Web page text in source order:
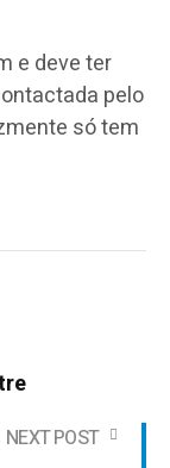
e deve ter
pelo
só tem
NEXT POST